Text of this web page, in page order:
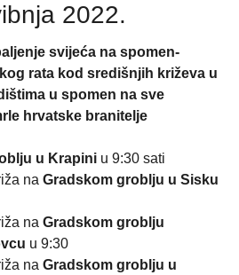
2022.
svijeća na spomen-
rata kod središnjih križeva u
u spomen na sve
hrvatske branitelje
u Krapini u 9:30 sati
na Gradskom groblju u Sisku
na Gradskom groblju
u 9:30
na Gradskom groblju u